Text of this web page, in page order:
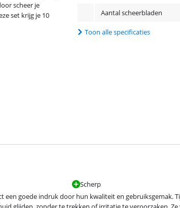
Aantal scheerbladen
Toon alle specificaties
scheer je
set krijg je 10
Scherp
een goede indruk door hun kwaliteit en gebruiksgemak.